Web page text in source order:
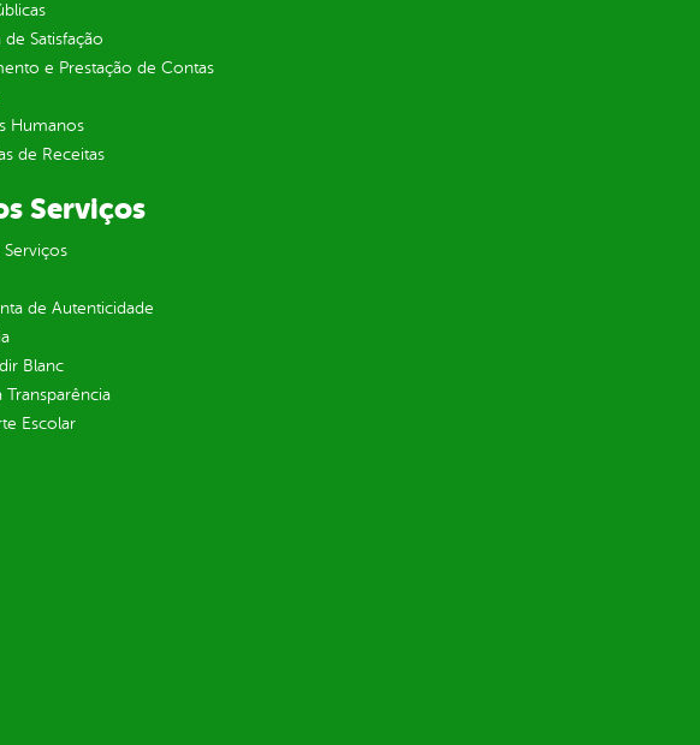
de Satisfação
e Prestação de Contas
Humanos
de Receitas
Serviços
de Autenticidade
Blanc
Transparência
Escolar